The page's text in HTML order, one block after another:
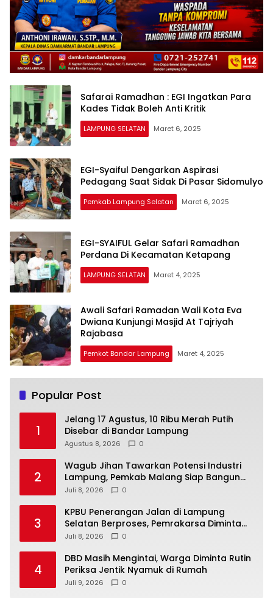
Safarai Ramadhan : EGI Ingatkan Para
Kades Tidak Boleh Anti Kritik
LAMPUNG SELATAN Maret 6, 2025
EGI-Syaiful Dengarkan Aspirasi
Pedagang Saat Sidak Di Pasar Sidomulyo
Pemkab Lampung Selatan Maret 6, 2025
EGI-SYAIFUL Gelar Safari Ramadhan
Perdana Di Kecamatan Ketapang
LAMPUNG SELATAN Maret 4, 2025
Awali Safari Ramadan Wali Kota Eva
Dwiana Kunjungi Masjid At Tajriyah
Rajabasa
Pemkot Bandar Lampung Maret 4, 2025
Popular Post
1
Jelang 17 Agustus, 10 Ribu Merah Putih
Disebar di Bandar Lampung
Agustus 8, 2026 0
2
Wagub Jihan Tawarkan Potensi Industri
Lampung, Pemkab Malang Siap Bangun
Sinergi
Juli 8, 2026 0
3
KPBU Penerangan Jalan di Lampung
Selatan Berproses, Pemrakarsa Diminta
Susun FS
Juli 8, 2026 0
4
DBD Masih Mengintai, Warga Diminta Rutin
Periksa Jentik Nyamuk di Rumah
Juli 9, 2026 0